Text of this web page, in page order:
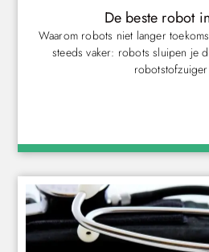
De beste robot
Waarom robots niet langer
steeds vaker: robots sluipen je